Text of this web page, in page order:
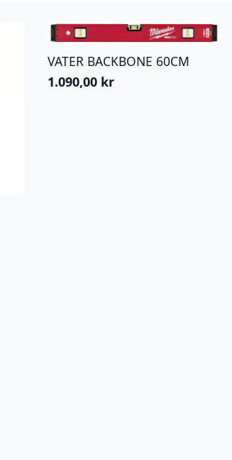
VATER BACKBONE 60CM
1.090,00 kr